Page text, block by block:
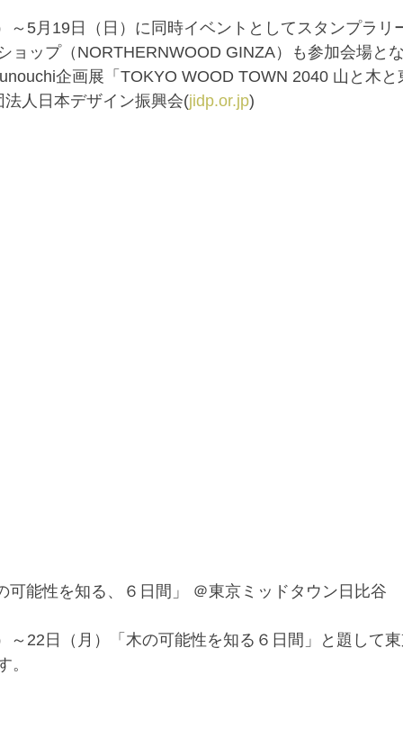
～5月19日（日）に同時イベントとしてスタンプラリ
ョップ（NORTHERNWOOD GINZA）も参加会場とな
企画展「TOKYO WOOD TOWN 2040 山と木と
人日本デザイン振興会(jidp.or.jp)
可能性を知る、６日間」 ＠東京ミッドタウン日比谷
～22日（月）「木の可能性を知る６日間」と題して
。